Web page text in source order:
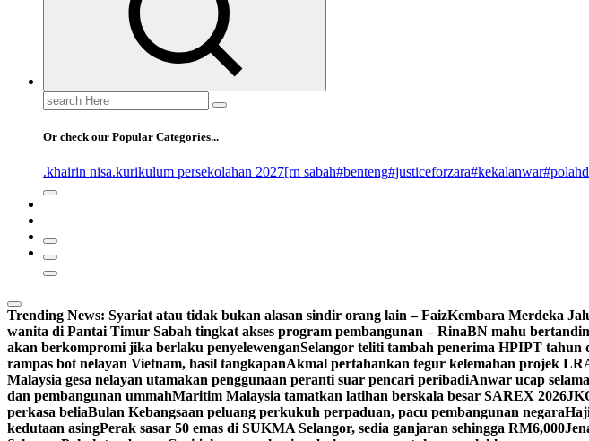
Search
for:
Or check our Popular Categories...
.khairin nisa.kurikulum persekolahan 2027[rn sabah#benteng#justiceforzara#kekalanwar
Trending News: Syariat atau tidak bukan alasan sindir orang lain – FaizKembara Merdeka
wanita di Pantai Timur Sabah tingkat akses program pembangunan – RinaBN mahu
akan berkompromi jika berlaku penyelewenganSelangor teliti tambah penerima HPIPT tahun
rampas bot nelayan Vietnam, hasil tangkapanAkmal pertahankan tegur kelemahan projek
Malaysia gesa nelayan utamakan penggunaan peranti suar pencari peribadiAnwar ucap
dan pembangunan ummahMaritim Malaysia tamatkan latihan berskala besar SAREX 2026
perkasa beliaBulan Kebangsaan peluang perkukuh perpaduan, pacu pembangunan negara
kedutaan asingPerak sasar 50 emas di SUKMA Selangor, sedia ganjaran sehingga RM6,000